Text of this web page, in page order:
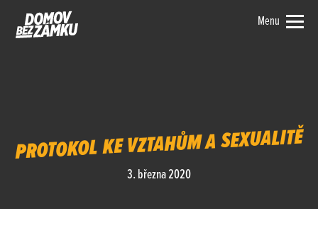
Menu
PROTOKOL KE VZTAHŮM A SEXUALITĚ
3. března 2020